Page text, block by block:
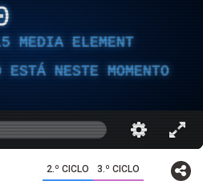
MEDIA ELEMENT
ESTÁ NESTE MOMENTO
2.º CICLO 3.º CICLO